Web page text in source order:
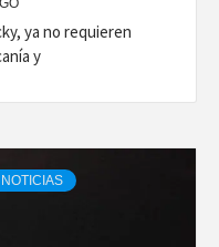
ya no requieren
y
NOTICIAS